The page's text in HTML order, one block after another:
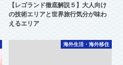
【レゴランド徹底解説５】大人向け
の技術エリアと世界旅行気分が味わ
えるエリア
海外生活・海外移住